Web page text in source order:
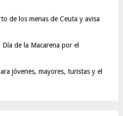
de los menas de Ceuta y avisa
de la Macarena por el
jóvenes, mayores, turistas y el